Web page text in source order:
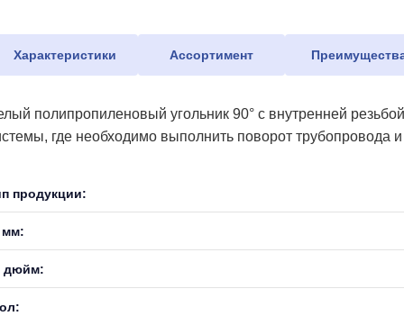
Характеристики Ассортимент
полипропиленовый угольник 90° с внутренней
где необходимо выполнить поворот
продукции:
мм:
дюйм: